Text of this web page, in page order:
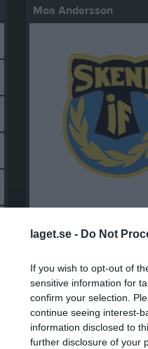
laget.se - Do Not
If you wish to opt-out of
sensitive information for
confirm your selection.
continue seeing interest-
information disclosed to
further disclosure of your
Moa Andersson
Tittar helst på: Kollar
Vem är världens bästa
Vem är världens bästa
som varit het det